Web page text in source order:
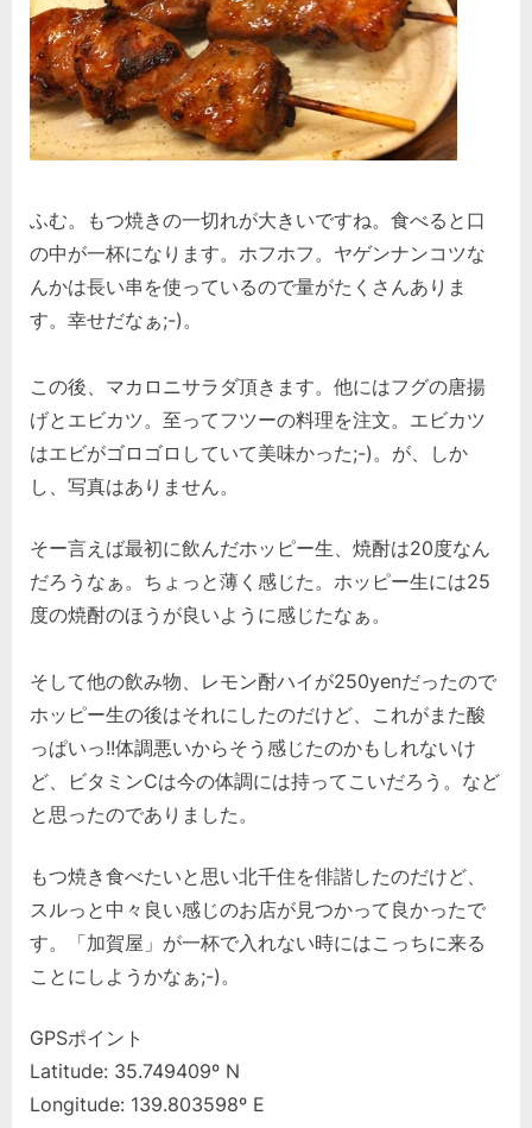
ふむ。もつ焼きの一切れが大きいですね。食べると口
の中が一杯になります。ホフホフ。ヤゲンナンコツな
んかは長い串を使っているので量がたくさんありま
す。幸せだなぁ;-)。
この後、マカロニサラダ頂きます。他にはフグの唐揚
げとエビカツ。至ってフツーの料理を注文。エビカツ
はエビがゴロゴロしていて美味かった;-)。が、しか
し、写真はありません。
そー言えば最初に飲んだホッピー生、焼酎は20度なん
だろうなぁ。ちょっと薄く感じた。ホッピー生には25
度の焼酎のほうが良いように感じたなぁ。
そして他の飲み物、レモン酎ハイが250yenだったので
ホッピー生の後はそれにしたのだけど、これがまた酸
っぱいっ!!体調悪いからそう感じたのかもしれないけ
ど、ビタミンCは今の体調には持ってこいだろう。など
と思ったのでありました。
もつ焼き食べたいと思い北千住を俳諧したのだけど、
スルっと中々良い感じのお店が見つかって良かったで
す。「加賀屋」が一杯で入れない時にはこっちに来る
ことにしようかなぁ;-)。
GPSポイント
Latitude: 35.749409º N
Longitude: 139.803598º E